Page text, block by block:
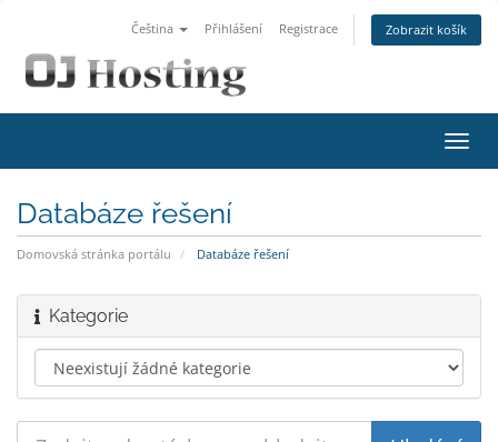
Čeština Přihlášení Registrace Zobrazit košík
Databáze řešení
Domovská stránka portálu Databáze řešení
Kategorie